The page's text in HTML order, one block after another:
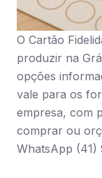
O Cartão
produzir na
opções
vale para os
empresa, com
comprar ou
WhatsApp